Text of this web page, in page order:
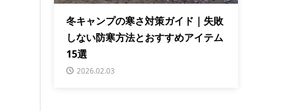
冬キャンプの寒さ対策ガイド｜失敗
しない防寒方法とおすすめアイテム
15選
2026.02.03